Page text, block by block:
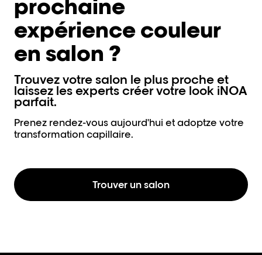
prochaine
expérience couleur
en salon ?
Trouvez votre salon le plus proche et
laissez les experts créer votre look iNOA
parfait.
Prenez rendez-vous aujourd'hui et adoptze votre
transformation capillaire.
Trouver un salon